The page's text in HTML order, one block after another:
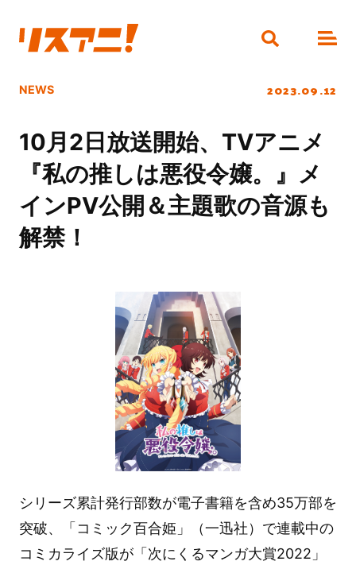
NEWS 2023.09.12
10月2日放送開始、TVアニメ
『私の推しは悪役令嬢。』メ
インPV公開＆主題歌の音源も
解禁！
シリーズ累計発行部数が電子書籍を含め35万部を
突破、「コミック百合姫」（一迅社）で連載中の
コミカライズ版が「次にくるマンガ大賞2022」